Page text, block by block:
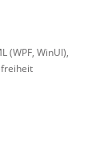
(WPF, WinUI),